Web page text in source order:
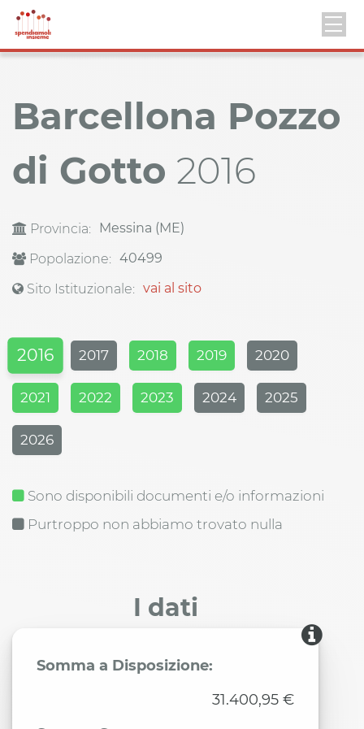
Barcellona Pozzo
di Gotto 2016
Provincia:
Messina (ME)
Popolazione: 40499
Sito Istituzionale: vai al sito
2016 2017 2018 2019 2020
2021 2022 2023 2024 2025
2026
Sono disponibili documenti e/o informazioni
Purtroppo non abbiamo trovato nulla
I dati
Somma a Disposizione:
31.400,95 €